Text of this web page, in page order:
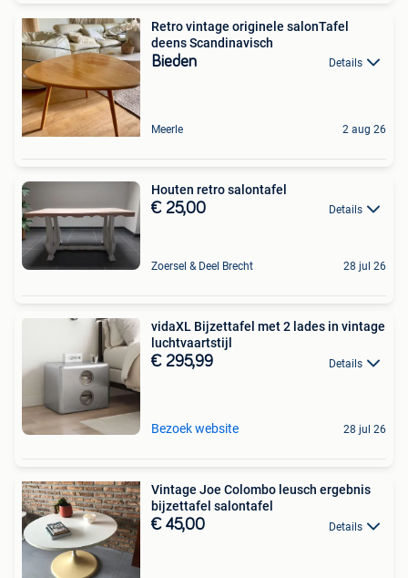
Retro vintage originele salonTafel
deens Scandinavisch
Bieden Details
Meerle 2 aug 26
Houten retro salontafel
€ 25,00 Details
Zoersel & Deel Brecht 28 jul 26
vidaXL Bijzettafel met 2 lades in vintage
luchtvaartstijl
€ 295,99 Details
Bezoek website 28 jul 26
Vintage Joe Colombo leusch ergebnis
bijzettafel salontafel
€ 45,00 Details